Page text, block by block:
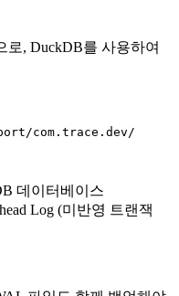
로, DuckDB를 사용하여
com.trace.dev/
데이터베이스
Log (미반영 트랜잭